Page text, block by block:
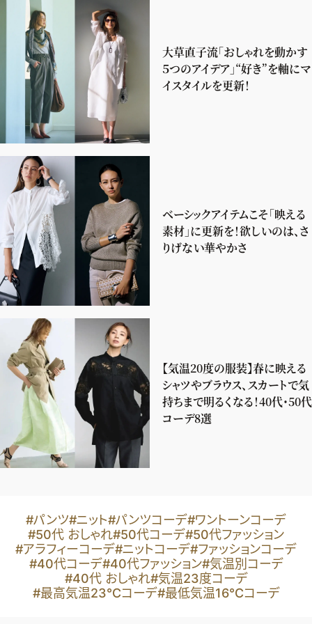
大草直子流「おしゃれを動かす
５つのアイデア」“好き”を軸にマ
イスタイルを更新！
ベーシックアイテムこそ「映える
素材」に更新を！欲しいのは、さ
りげない華やかさ
【気温20度の服装】春に映える
シャツやブラウス、スカートで気
持ちまで明るくなる！40代・50代
コーデ8選
#パンツ#ニット#パンツコーデ#ワントーンコーデ
#50代 おしゃれ#50代コーデ#50代ファッション
#アラフィーコーデ#ニットコーデ#ファッションコーデ
#40代コーデ#40代ファッション#気温別コーデ
#40代 おしゃれ#気温23度コーデ
#最高気温23℃コーデ#最低気温16℃コーデ